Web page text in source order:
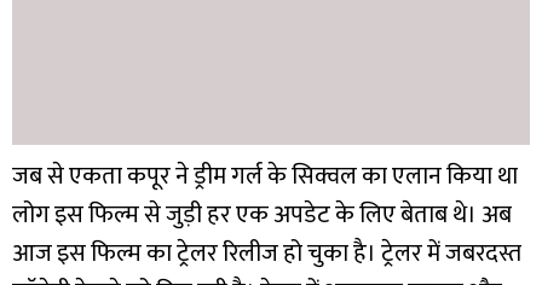
जब से एकता कपूर ने ड्रीम गर्ल के सिक्वल का एलान किया था
लोग इस फिल्म से जुड़ी हर एक अपडेट के लिए बेताब थे। अब
आज इस फिल्म का ट्रेलर रिलीज हो चुका है। ट्रेलर में जबरदस्त